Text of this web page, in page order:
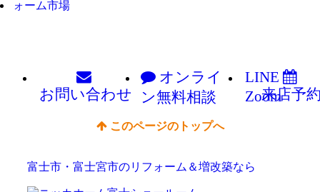
お問い合わせ
オンライ
ン無料相談
LINE
Zoom
来店予
このページのトップへ
富士市・富士宮市のリフォーム＆増改築なら